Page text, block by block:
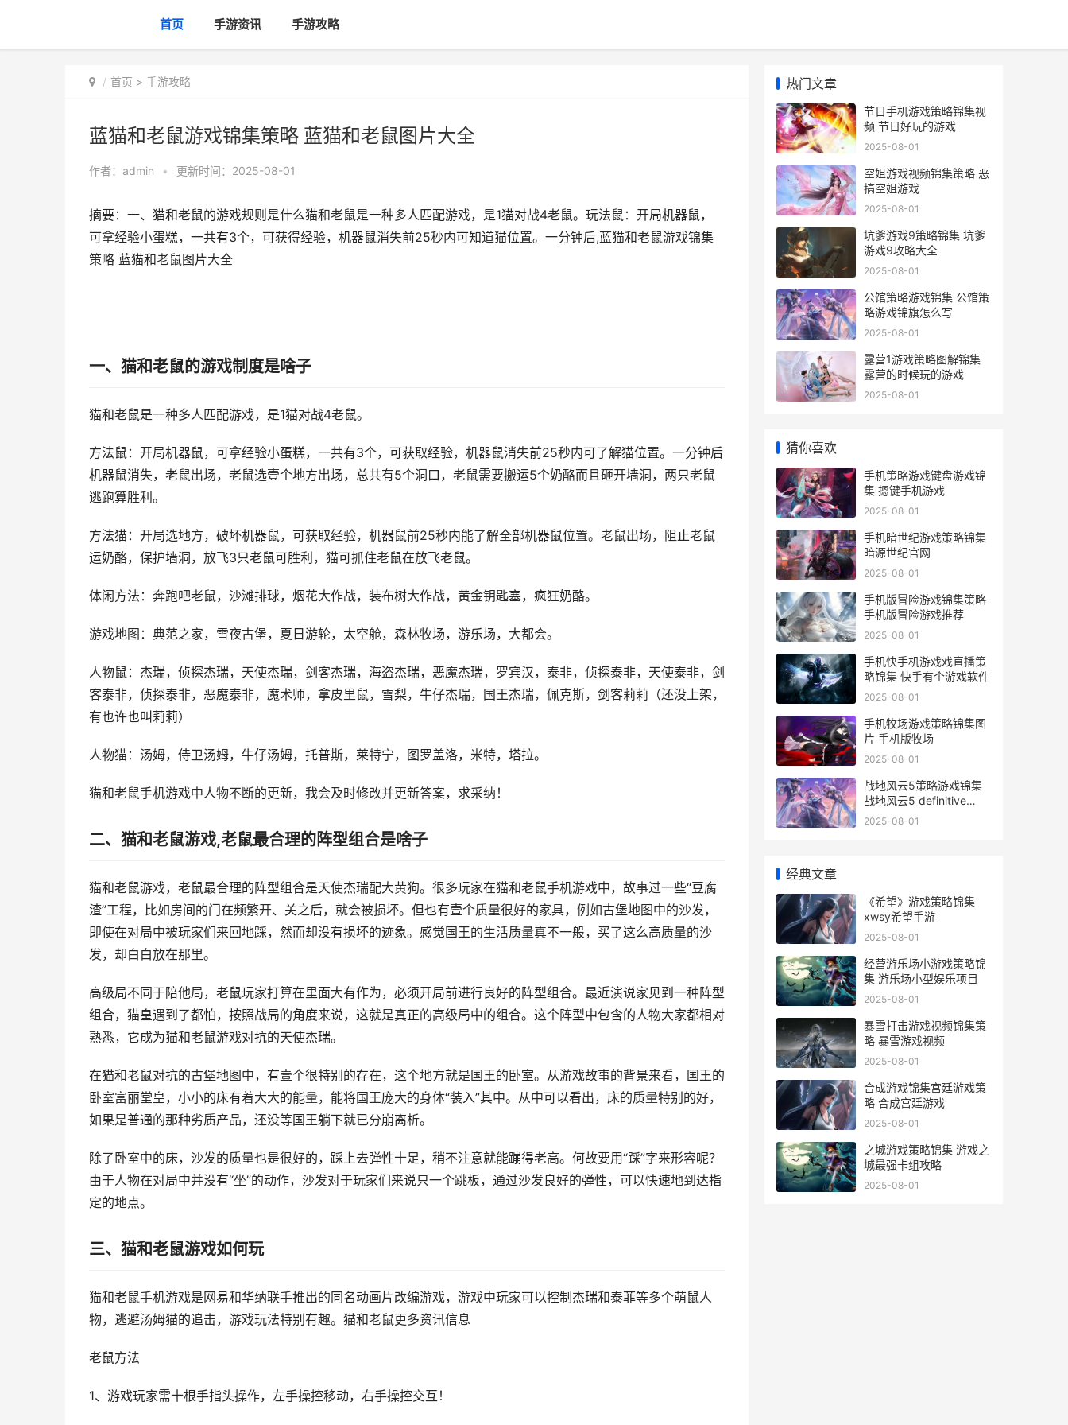
首页 手游资讯 手游攻略
首页 > 手游攻略
蓝猫和老鼠游戏锦集策略 蓝猫和老鼠图片大全
作者： admin • 更新时间：2025-08-01
摘要：一、猫和老鼠的游戏规则是什么猫和老鼠是一种多人匹配游戏，是1猫对战4老鼠。玩法鼠：开局机器鼠，
可拿经验小蛋糕，一共有3个，可获得经验，机器鼠消失前25秒内可知道猫位置。一分钟后,蓝猫和老鼠游戏锦集
策略 蓝猫和老鼠图片大全
一、猫和老鼠的游戏制度是啥子
猫和老鼠是一种多人匹配游戏，是1猫对战4老鼠。
方法鼠：开局机器鼠，可拿经验小蛋糕，一共有3个，可获取经验，机器鼠消失前25秒内可了解猫位置。一分钟后
机器鼠消失，老鼠出场，老鼠选壹个地方出场，总共有5个洞口，老鼠需要搬运5个奶酪而且砸开墙洞，两只老鼠
逃跑算胜利。
方法猫：开局选地方，破坏机器鼠，可获取经验，机器鼠前25秒内能了解全部机器鼠位置。老鼠出场，阻止老鼠
运奶酪，保护墙洞，放飞3只老鼠可胜利，猫可抓住老鼠在放飞老鼠。
体闲方法：奔跑吧老鼠，沙滩排球，烟花大作战，装布树大作战，黄金钥匙塞，疯狂奶酪。
游戏地图：典范之家，雪夜古堡，夏日游轮，太空舱，森林牧场，游乐场，大都会。
人物鼠：杰瑞，侦探杰瑞，天使杰瑞，剑客杰瑞，海盗杰瑞，恶魔杰瑞，罗宾汉，泰非，侦探泰非，天使泰非，剑
客泰非，侦探泰非，恶魔泰非，魔术师，拿皮里鼠，雪梨，牛仔杰瑞，国王杰瑞，佩克斯，剑客莉莉（还没上架，
有也许也叫莉莉）
人物猫：汤姆，侍卫汤姆，牛仔汤姆，托普斯，莱特宁，图罗盖洛，米特，塔拉。
猫和老鼠手机游戏中人物不断的更新，我会及时修改并更新答案，求采纳！
二、猫和老鼠游戏,老鼠最合理的阵型组合是啥子
猫和老鼠游戏，老鼠最合理的阵型组合是天使杰瑞配大黄狗。很多玩家在猫和老鼠手机游戏中，故事过一些“豆腐
渣”工程，比如房间的门在频繁开、关之后，就会被损坏。但也有壹个质量很好的家具，例如古堡地图中的沙发，
即使在对局中被玩家们来回地踩，然而却没有损坏的迹象。感觉国王的生活质量真不一般，买了这么高质量的沙
发，却白白放在那里。
高级局不同于陪他局，老鼠玩家打算在里面大有作为，必须开局前进行良好的阵型组合。最近演说家见到一种阵型
组合，猫皇遇到了都怕，按照战局的角度来说，这就是真正的高级局中的组合。这个阵型中包含的人物大家都相对
熟悉，它成为猫和老鼠游戏对抗的天使杰瑞。
在猫和老鼠对抗的古堡地图中，有壹个很特别的存在，这个地方就是国王的卧室。从游戏故事的背景来看，国王的
卧室富丽堂皇，小小的床有着大大的能量，能将国王庞大的身体“装入”其中。从中可以看出，床的质量特别的好，
如果是普通的那种劣质产品，还没等国王躺下就已分崩离析。
除了卧室中的床，沙发的质量也是很好的，踩上去弹性十足，稍不注意就能蹦得老高。何故要用“踩”字来形容呢？
由于人物在对局中并没有“坐”的动作，沙发对于玩家们来说只一个跳板，通过沙发良好的弹性，可以快速地到达指
定的地点。
三、猫和老鼠游戏如何玩
猫和老鼠手机游戏是网易和华纳联手推出的同名动画片改编游戏，游戏中玩家可以控制杰瑞和泰菲等多个萌鼠人
物，逃避汤姆猫的追击，游戏玩法特别有趣。猫和老鼠更多资讯信息
老鼠方法
1、游戏玩家需十根手指头操作，左手操控移动，右手操控交互！
热门文章
节日手机游戏策略锦集视
频 节日好玩的游戏
2025-08-01
空姐游戏视频锦集策略 恶
搞空姐游戏
2025-08-01
坑爹游戏9策略锦集 坑爹
游戏9攻略大全
2025-08-01
公馆策略游戏锦集 公馆策
略游戏锦旗怎么写
2025-08-01
露营1游戏策略图解锦集
露营的时候玩的游戏
2025-08-01
猜你喜欢
手机策略游戏键盘游戏锦
集 摁键手机游戏
2025-08-01
手机暗世纪游戏策略锦集
暗源世纪官网
2025-08-01
手机版冒险游戏锦集策略
手机版冒险游戏推荐
2025-08-01
手机快手机游戏戏直播策
略锦集 快手有个游戏软件
2025-08-01
手机牧场游戏策略锦集图
片 手机版牧场
2025-08-01
战地风云5策略游戏锦集
战地风云5 definitive
edition
2025-08-01
经典文章
《希望》游戏策略锦集
xwsy希望手游
2025-08-01
经营游乐场小游戏策略锦
集 游乐场小型娱乐项目
2025-08-01
暴雪打击游戏视频锦集策
略 暴雪游戏视频
2025-08-01
合成游戏锦集宫廷游戏策
略 合成宫廷游戏
2025-08-01
之城游戏策略锦集 游戏之
城最强卡组攻略
2025-08-01